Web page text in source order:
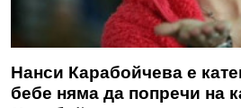
Нанси Карабойчева е
бебе няма да попречи на